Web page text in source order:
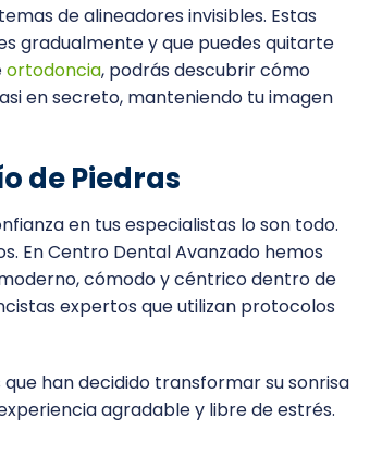
de alineadores invisibles. Estas
gradualmente y que puedes quitarte
ortodoncia, podrás descubrir cómo
en secreto, manteniendo tu imagen
de Piedras
en tus especialistas lo son todo.
En Centro Dental Avanzado hemos
cómodo y céntrico dentro de
expertos que utilizan protocolos
han decidido transformar su sonrisa
agradable y libre de estrés.